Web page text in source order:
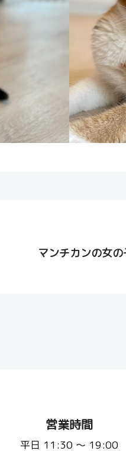
マンチカンの女
営業時間
平日 11:30 〜 19:00